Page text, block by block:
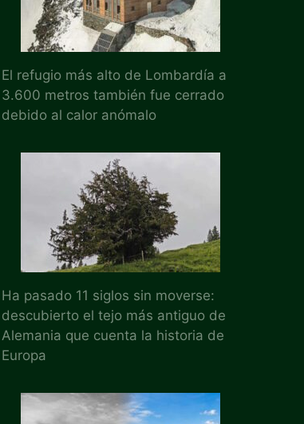
El refugio más alto de Lombardía a
3.600 metros también fue cerrado
debido al calor anómalo
Ha pasado 11 siglos sin moverse:
descubierto el tejo más antiguo de
Alemania que cuenta la historia de
Europa